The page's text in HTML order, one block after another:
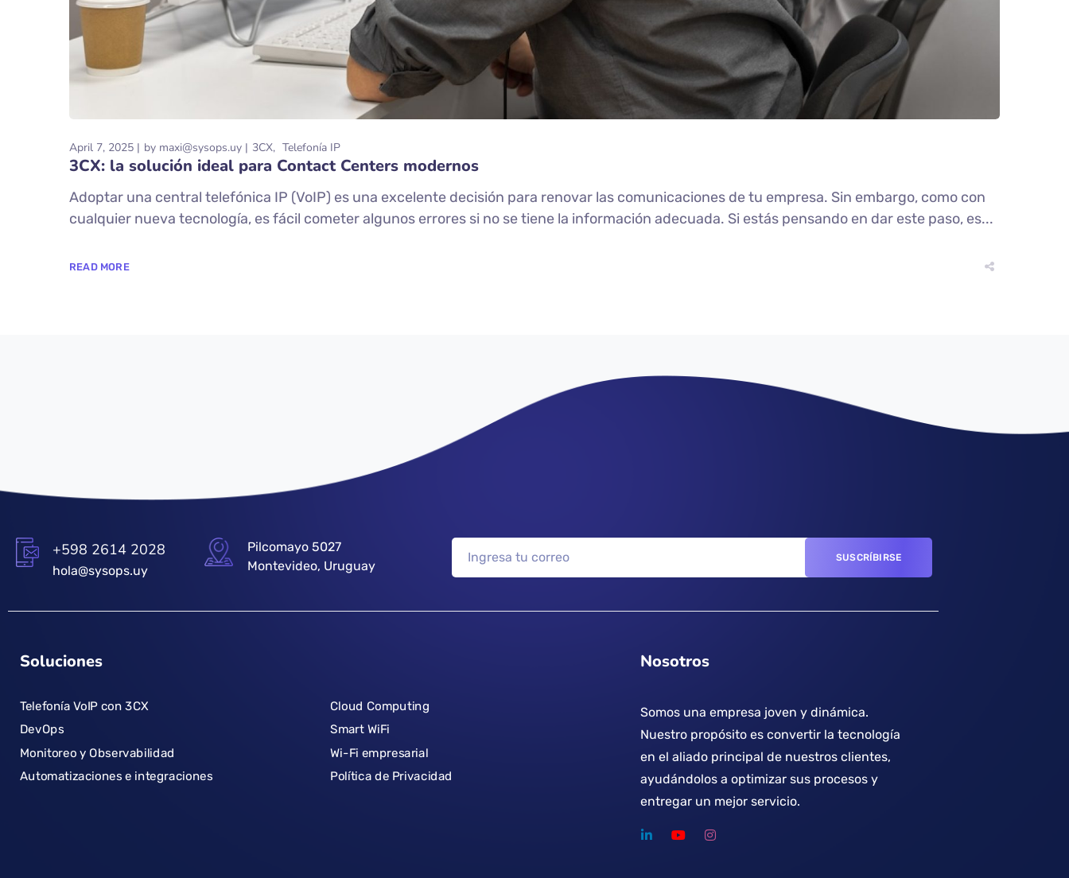
April 7, 2025 by maxi@sysops.uy 3CX Telefonía IP
3CX: la solución ideal para Contact Centers modernos
Adoptar una central telefónica IP (VoIP) es una excelente decisión para renovar las comunicaciones de tu empresa. Sin embargo, como con
cualquier nueva tecnología, es fácil cometer algunos errores si no se tiene la información adecuada. Si estás pensando en dar este paso, es...
READ MORE
+598 2614 2028
hola@sysops.uy
Pilcomayo 5027
Montevideo, Uruguay
Soluciones
Telefonía VoIP con 3CX
DevOps
Monitoreo y Observabilidad
Automatizaciones e integraciones
Cloud Computing
Smart WiFi
Wi-Fi empresarial
Política de Privacidad
Nosotros
Somos una empresa joven y dinámica.
Nuestro propósito es convertir la tecnología
en el aliado principal de nuestros clientes,
ayudándolos a optimizar sus procesos y
entregar un mejor servicio.